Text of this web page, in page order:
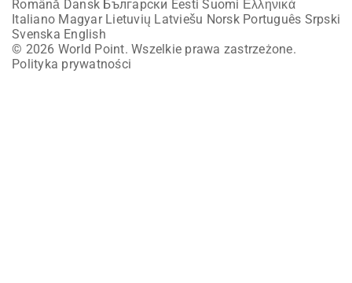
Română Dansk Български Eesti Suomi Ελληνικά
Italiano Magyar Lietuvių Latviešu Norsk Português Srpski
Svenska English
© 2026 World Point. Wszelkie prawa zastrzeżone.
Polityka prywatności